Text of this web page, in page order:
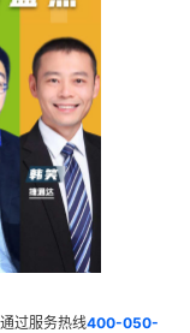
过服务热线400-050-